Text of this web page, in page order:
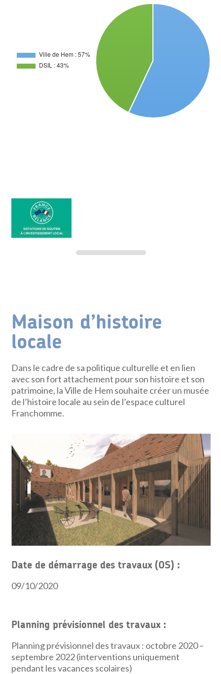
Maison d’histoire
locale
Dans le cadre de sa politique culturelle et en lien
avec son fort attachement pour son histoire et son
patrimoine, la Ville de Hem souhaite créer un musée
de l’histoire locale au sein de l’espace culturel
Franchomme.
Date de démarrage des travaux (OS) :
09/10/2020
Planning prévisionnel des travaux:
Planning prévisionnel des travaux : octobre 2020 –
septembre 2022 (interventions uniquement
pendant les vacances scolaires)